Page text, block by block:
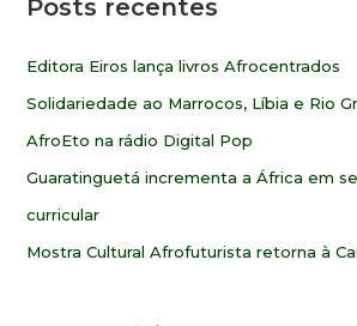
Posts recentes
Editora Eiros lança livros Afrocentrados
Solidariedade ao Marrocos, Líbia e Rio
AfroEto na rádio Digital Pop
Guaratinguetá incrementa a África em
curricular
Mostra Cultural Afrofuturista retorna à